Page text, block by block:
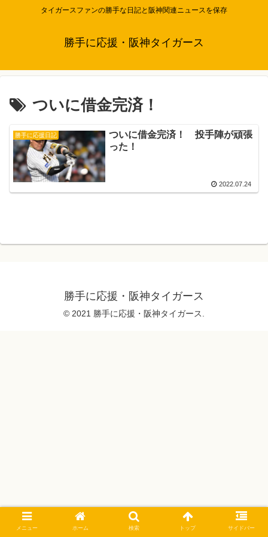
タイガースファンの勝手な日記と阪神関連ニュースを保存
勝手に応援・阪神タイガース
ついに借金完済！
勝手に応援日記
ついに借金完済！ 投手陣が頑張
った！
2022.07.24
勝手に応援・阪神タイガース
© 2021 勝手に応援・阪神タイガース.
メニュー ホーム 検索 トップ サイドバー